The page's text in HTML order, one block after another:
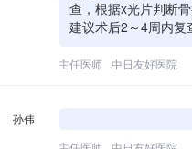
查，根据x光片判断
建议术后2～4周内复
痛应适当延长恢复期
主任医师 中日友好医院
孙伟